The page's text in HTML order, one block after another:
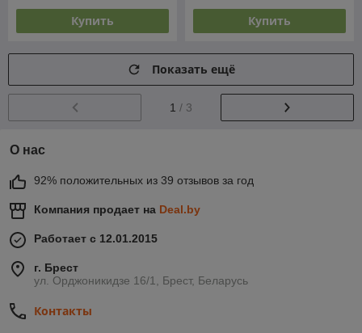
Купить Купить
Показать ещё
1 / 3
О нас
92% положительных из 39 отзывов за год
Компания продает на Deal.by
Работает с 12.01.2015
г. Брест
ул. Орджоникидзе 16/1, Брест, Беларусь
Контакты